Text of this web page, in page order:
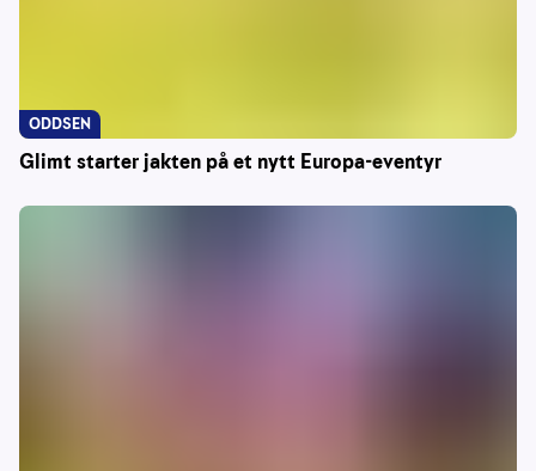
Glimt starter jakten på et nytt Europa-eventyr
ODDSEN